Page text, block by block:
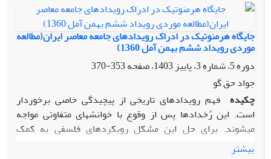
جایگاه هرمنوتیک در ادراک رویدادهای جامعه معاصر ایران(مطالعه
موردی رویداد ششم بهمن آمل 1360)
دوره 5، شماره 3، پاییز 1403، صفحه
353-370
جواد حق گو
چکیده فهم رویدادهای تاریخی از پیچیدگی خاصی برخوردار
است. این رُخدادها پس از وقوع با خوانشهای متفاوتی مواجه
میشوند. برای حل این مشکل رویکردهای فلسفی به کمک
علاقمندان تاریخ آمده است. در میان رویدادهای متکثر جامعه
بیشتر